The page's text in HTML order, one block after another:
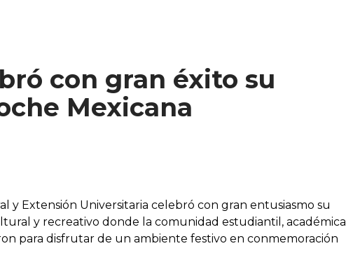
con gran éxito su
Mexicana
y Extensión Universitaria celebró con gran entusiasmo su
y recreativo donde la comunidad estudiantil, académica
para disfrutar de un ambiente festivo en conmemoración